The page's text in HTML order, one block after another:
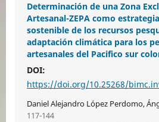
Determinación de una Zona
Artesanal-ZEPA como
sostenible de los recursos
adaptación climática para los
artesanales del Pacifico sur
DOI:
https://doi.org/10.25268/
Daniel Alejandro López Perdomo,
117-144